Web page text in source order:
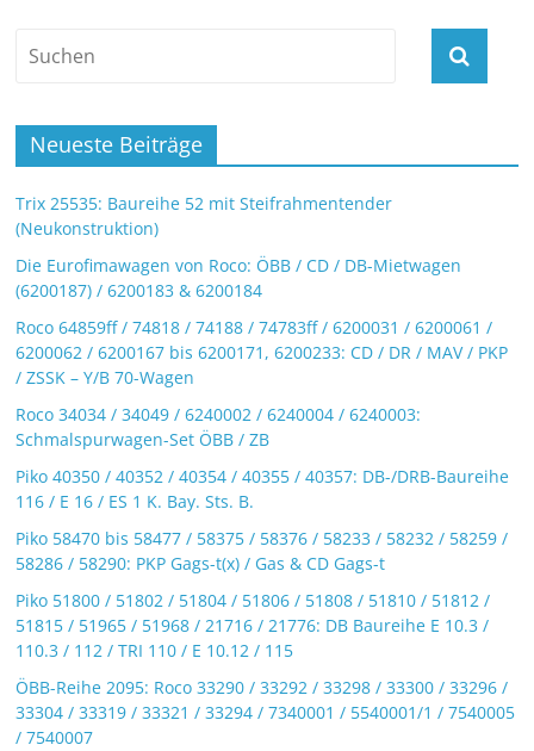
Neueste Beiträge
Trix 25535: Baureihe 52 mit Steifrahmentender
(Neukonstruktion)
Die Eurofimawagen von Roco: ÖBB / CD / DB-Mietwagen
(6200187) / 6200183 & 6200184
Roco 64859ff / 74818 / 74188 / 74783ff / 6200031 / 6200061 /
6200062 / 6200167 bis 6200171, 6200233: CD / DR / MAV / PKP
/ ZSSK – Y/B 70-Wagen
Roco 34034 / 34049 / 6240002 / 6240004 / 6240003:
Schmalspurwagen-Set ÖBB / ZB
Piko 40350 / 40352 / 40354 / 40355 / 40357: DB-/DRB-Baureihe
116 / E 16 / ES 1 K. Bay. Sts. B.
Piko 58470 bis 58477 / 58375 / 58376 / 58233 / 58232 / 58259 /
58286 / 58290: PKP Gags-t(x) / Gas & CD Gags-t
Piko 51800 / 51802 / 51804 / 51806 / 51808 / 51810 / 51812 /
51815 / 51965 / 51968 / 21716 / 21776: DB Baureihe E 10.3 /
110.3 / 112 / TRI 110 / E 10.12 / 115
ÖBB-Reihe 2095: Roco 33290 / 33292 / 33298 / 33300 / 33296 /
33304 / 33319 / 33321 / 33294 / 7340001 / 5540001/1 / 7540005
/ 7540007